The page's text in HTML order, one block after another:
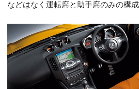
などはなく運転席と助手席のみの構成